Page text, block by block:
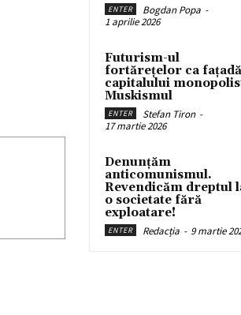
ENTER Bogdan Popa -
1 aprilie 2026
Futurism-ul
fortărețelor ca
capitalului
Muskismul
ENTER Stefan Tiron -
17 martie 2026
Denunțăm
anticomunismul.
Revendicăm dreptul
o societate fără
exploatare!
ENTER Redacția - 9 martie